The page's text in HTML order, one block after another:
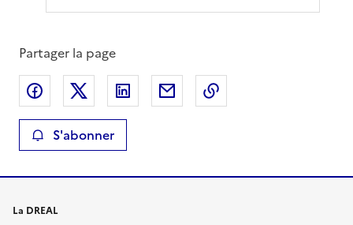
Partager la page
Partager sur Facebook
Partager sur XPartager sur LinkedIn
Partager par email
S'abonner
La DREAL